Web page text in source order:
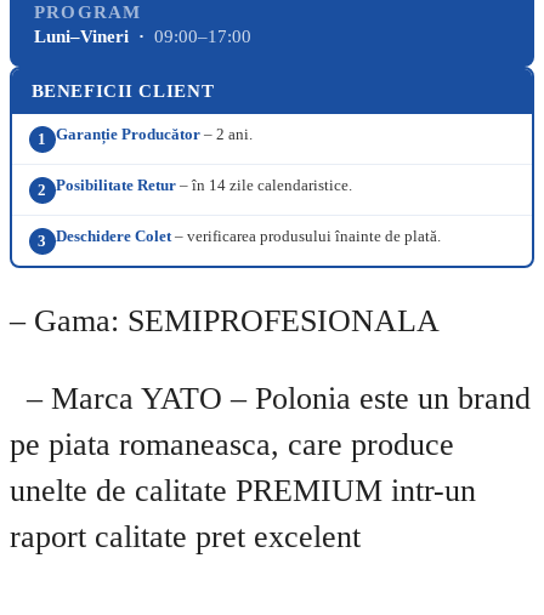
PROGRAM
Luni–Vineri · 09:00–17:00
BENEFICII CLIENT
1 Garanție Producător– 2 ani.
2 Posibilitate Retur– în 14 zile calendaristice.
3 Deschidere Colet– verificarea produsului înainte de plată.
– Gama: SEMIPROFESIONALA
– Marca YATO – Polonia este un brand
pe piata romaneasca, care produce
unelte de calitate PREMIUM intr-un
raport calitate pret excelent